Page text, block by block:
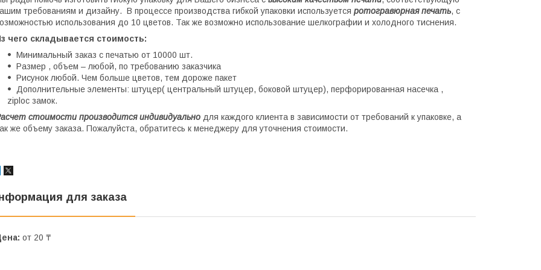
требованиям и дизайну. В процессе производства гибкой упаковки используется ротогравюрная печать, с
использования до 10 цветов. Так же возможно использование шелкографии и холодного тиснения.
чего складывается стоимость:
Минимальный заказ с печатью от 10000 шт.
Размер , объем – любой, по требованию заказчика
Рисунок любой. Чем больше цветов, тем дороже пакет
Дополнительные элементы: штуцер( центральный штуцер, боковой штуцер), перфорированная насечка ,
ziploc замок.
стоимости производится индивидуально для каждого клиента в зависимости от требований к упаковке, а
же объему заказа. Пожалуйста, обратитесь к менеджеру для уточнения стоимости.
для заказа
от 20 ₸